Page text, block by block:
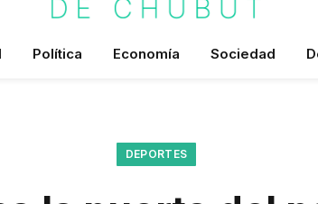
Política Economía Sociedad
DEPORTES